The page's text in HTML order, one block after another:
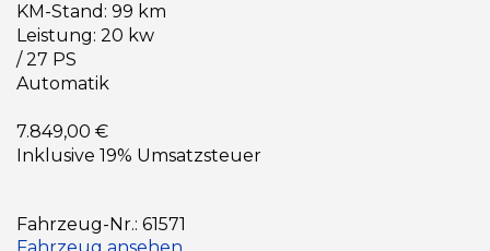
KM-Stand: 99 km
Leistung: 20 kw
/ 27 PS
Automatik
7.849,00 €
Inklusive 19% Umsatzsteuer
Fahrzeug-Nr.: 61571